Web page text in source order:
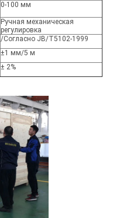
0-100 мм
Ручная механическая
регулировка
/Согласно JB/T5102-1999
±1 мм/5 м
± 2%